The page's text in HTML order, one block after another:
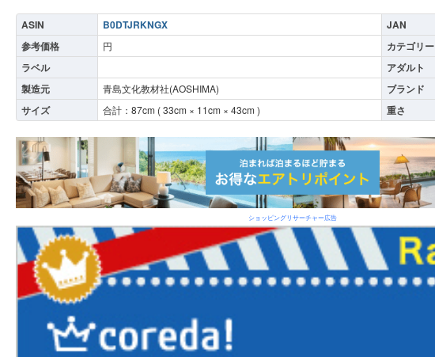
ASIN B0DTJRKNGX JAN
参考価格
円 カテゴリー
ラベル
アダルト
製造元
青島文化教材社(AOSHIMA) ブランド
サイズ 合計： 87cm (33cm × 11cm × 43cm ) 重さ
ショッピングリサーチャー広告